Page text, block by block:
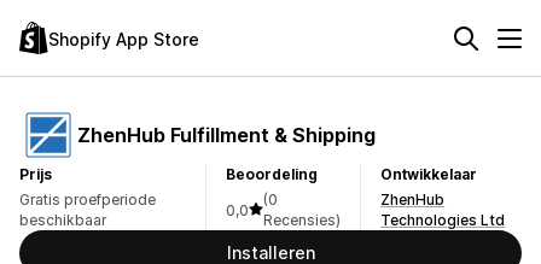
Shopify App Store
ZhenHub Fulfillment & Shipping
Prijs
Gratis proefperiode
beschikbaar
Beoordeling
0,0
(0
Recensies)
Ontwikkelaar
ZhenHub
Technologies Ltd
Installeren